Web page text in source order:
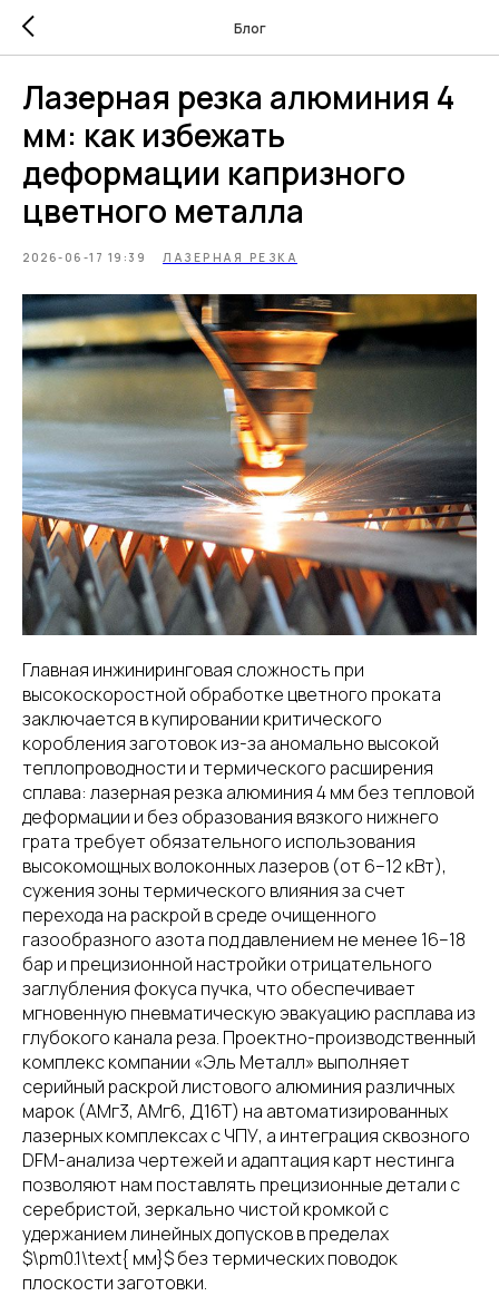
Блог
Лазерная резка алюминия 4
мм: как избежать
деформации капризного
цветного металла
2026-06-17 19:39 ЛАЗЕРНАЯ РЕЗКА
Главная инжиниринговая сложность при
высокоскоростной обработке цветного проката
заключается в купировании критического
коробления заготовок из-за аномально высокой
теплопроводности и термического расширения
сплава: лазерная резка алюминия 4 мм без тепловой
деформации и без образования вязкого нижнего
грата требует обязательного использования
высокомощных волоконных лазеров (от 6–12 кВт),
сужения зоны термического влияния за счет
перехода на раскрой в среде очищенного
газообразного азота под давлением не менее 16–18
бар и прецизионной настройки отрицательного
заглубления фокуса пучка, что обеспечивает
мгновенную пневматическую эвакуацию расплава из
глубокого канала реза. Проектно-производственный
комплекс компании «Эль Металл» выполняет
серийный раскрой листового алюминия различных
марок (АМг3, АМг6, Д16Т) на автоматизированных
лазерных комплексах с ЧПУ, а интеграция сквозного
DFM-анализа чертежей и адаптация карт нестинга
позволяют нам поставлять прецизионные детали с
серебристой, зеркально чистой кромкой с
удержанием линейных допусков в пределах
$\pm0.1\text{ мм}$ без термических поводок
плоскости заготовки.